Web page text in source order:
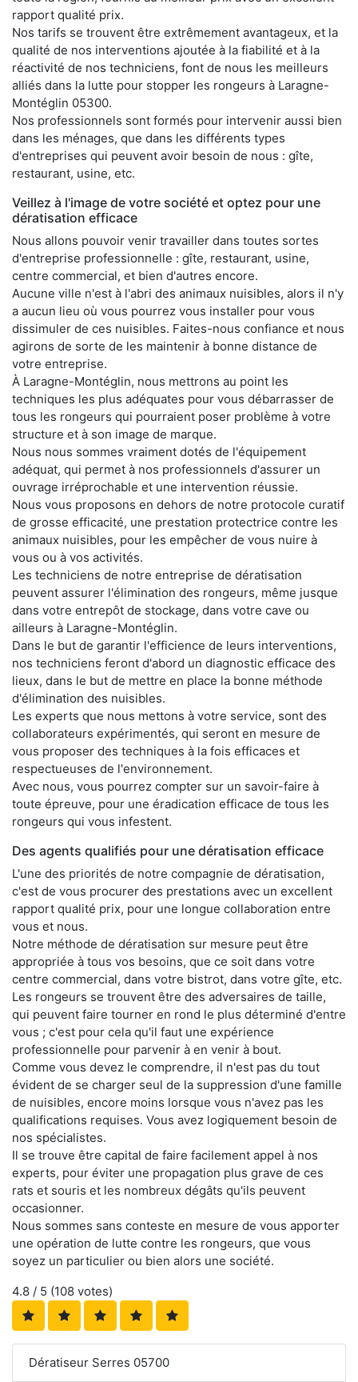
rapport qualité prix.
Nos tarifs se trouvent être extrêmement avantageux, et la
qualité de nos interventions ajoutée à la fiabilité et à la
réactivité de nos techniciens, font de nous les meilleurs
alliés dans la lutte pour stopper les rongeurs à Laragne-
Montéglin 05300.
Nos professionnels sont formés pour intervenir aussi bien
dans les ménages, que dans les différents types
d'entreprises qui peuvent avoir besoin de nous : gîte,
restaurant, usine, etc.
Veillez à l'image de votre société et optez pour une
dératisation efficace
Nous allons pouvoir venir travailler dans toutes sortes
d'entreprise professionnelle : gîte, restaurant, usine,
centre commercial, et bien d'autres encore.
Aucune ville n'est à l'abri des animaux nuisibles, alors il n'y
a aucun lieu où vous pourrez vous installer pour vous
dissimuler de ces nuisibles. Faites-nous confiance et nous
agirons de sorte de les maintenir à bonne distance de
votre entreprise.
À Laragne-Montéglin, nous mettrons au point les
techniques les plus adéquates pour vous débarrasser de
tous les rongeurs qui pourraient poser problème à votre
structure et à son image de marque.
Nous nous sommes vraiment dotés de l'équipement
adéquat, qui permet à nos professionnels d'assurer un
ouvrage irréprochable et une intervention réussie.
Nous vous proposons en dehors de notre protocole curatif
de grosse efficacité, une prestation protectrice contre les
animaux nuisibles, pour les empêcher de vous nuire à
vous ou à vos activités.
Les techniciens de notre entreprise de dératisation
peuvent assurer l'élimination des rongeurs, même jusque
dans votre entrepôt de stockage, dans votre cave ou
ailleurs à Laragne-Montéglin.
Dans le but de garantir l'efficience de leurs interventions,
nos techniciens feront d'abord un diagnostic efficace des
lieux, dans le but de mettre en place la bonne méthode
d'élimination des nuisibles.
Les experts que nous mettons à votre service, sont des
collaborateurs expérimentés, qui seront en mesure de
vous proposer des techniques à la fois efficaces et
respectueuses de l'environnement.
Avec nous, vous pourrez compter sur un savoir-faire à
toute épreuve, pour une éradication efficace de tous les
rongeurs qui vous infestent.
Des agents qualifiés pour une dératisation efficace
L'une des priorités de notre compagnie de dératisation,
c'est de vous procurer des prestations avec un excellent
rapport qualité prix, pour une longue collaboration entre
vous et nous.
Notre méthode de dératisation sur mesure peut être
appropriée à tous vos besoins, que ce soit dans votre
centre commercial, dans votre bistrot, dans votre gîte, etc.
Les rongeurs se trouvent être des adversaires de taille,
qui peuvent faire tourner en rond le plus déterminé d'entre
vous ; c'est pour cela qu'il faut une expérience
professionnelle pour parvenir à en venir à bout.
Comme vous devez le comprendre, il n'est pas du tout
évident de se charger seul de la suppression d'une famille
de nuisibles, encore moins lorsque vous n'avez pas les
qualifications requises. Vous avez logiquement besoin de
nos spécialistes.
Il se trouve être capital de faire facilement appel à nos
experts, pour éviter une propagation plus grave de ces
rats et souris et les nombreux dégâts qu'ils peuvent
occasionner.
Nous sommes sans conteste en mesure de vous apporter
une opération de lutte contre les rongeurs, que vous
soyez un particulier ou bien alors une société.
4.8 / 5 (108 votes)
Dératiseur Serres 05700